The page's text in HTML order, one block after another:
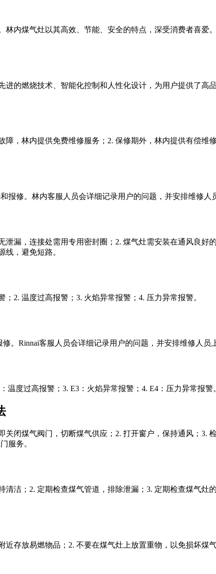
内煤气灶以其高效、节能、安全的特点，深受消费者喜爱
的燃烧技术、智能化控制和人性化设计，为用户提供了
，林内提供免费维修服务；2. 保修期外，林内提供有偿维
报修。林内客服人员会详细记录用户的问题，并安排维修人
漏，连接处需用专用密封圈；2. 煤气灶需安装在通风良好
线，避免短路。
2. 温度过高报警；3. 火焰异常报警；4. 压力异常报警。
。Rinnai客服人员会详细记录用户的问题，并安排维修人员
度过高报警；3. E3：火焰异常报警；4. E4：压力异常报警
闭煤气阀门，切断煤气供应；2. 打开窗户，保持通风；3.
服务。
洁；2. 定期检查煤气管道，排除泄漏；3. 定期检查煤气灶
存放易燃物品；2. 不要在煤气灶上放置重物，以免损坏煤